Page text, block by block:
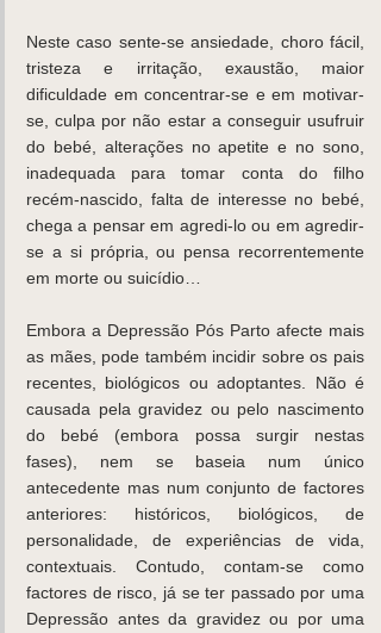
Neste caso sente-se ansiedade, choro fácil,
tristeza e irritação, exaustão, maior
dificuldade em concentrar-se e em motivar-
se, culpa por não estar a conseguir usufruir
do bebé, alterações no apetite e no sono,
inadequada para tomar conta do filho
recém-nascido, falta de interesse no bebé,
chega a pensar em agredi-lo ou em agredir-
se a si própria, ou pensa recorrentemente
em morte ou suicídio…
Embora a Depressão Pós Parto afecte mais
as mães, pode também incidir sobre os pais
recentes, biológicos ou adoptantes. Não é
causada pela gravidez ou pelo nascimento
do bebé (embora possa surgir nestas
fases), nem se baseia num único
antecedente mas num conjunto de factores
anteriores: históricos, biológicos, de
personalidade, de experiências de vida,
contextuais. Contudo, contam-se como
factores de risco, já se ter passado por uma
Depressão antes da gravidez ou por uma